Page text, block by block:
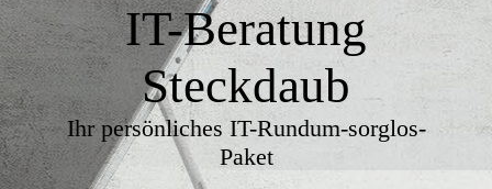
IT-Beratung
Steckdaub
Ihr persönliches IT-Rundum-sorglos-
Paket